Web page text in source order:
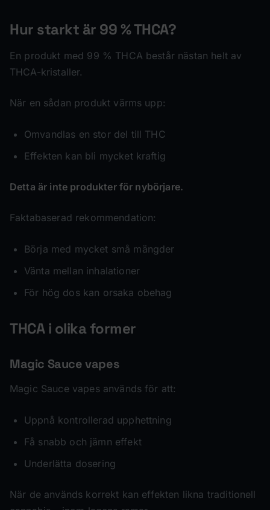
Hur starkt är 99 % THCA?
En produkt med 99 % THCA består nästan helt av
THCA-kristaller.
När en sådan produkt värms upp:
Omvandlas en stor del till THC
Effekten kan bli mycket kraftig
Detta är inte produkter för nybörjare.
Faktabaserad rekommendation:
Börja med mycket små mängder
Vänta mellan inhalationer
För hög dos kan orsaka obehag
THCA i olika former
Magic Sauce vapes
Magic Sauce vapes används för att:
Uppnå kontrollerad upphettning
Få snabb och jämn effekt
Underlätta dosering
När de används korrekt kan effekten likna traditionell